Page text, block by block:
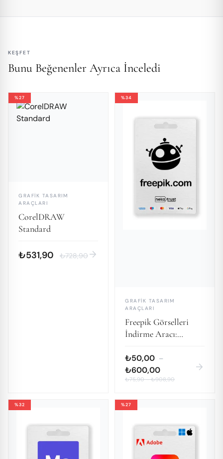
KEŞFET
Bunu Beğenenler Ayrıca İnceledi
%27
GRAFIK TASARIM
ARAÇLARI
CorelDRAW
Standard
₺531,90 ₺728,90arrow_forward
%34
GRAFIK TASARIM
ARAÇLARI
Freepik Görselleri
İndirme Aracı:
Pratik Çözüm
₺50,00 –
₺600,00
₺75,90–₺908,90
arrow_forward
%32 %27